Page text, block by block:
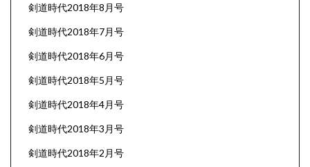
剣道時代2018年8月号
剣道時代2018年7月号
剣道時代2018年6月号
剣道時代2018年5月号
剣道時代2018年4月号
剣道時代2018年3月号
剣道時代2018年2月号